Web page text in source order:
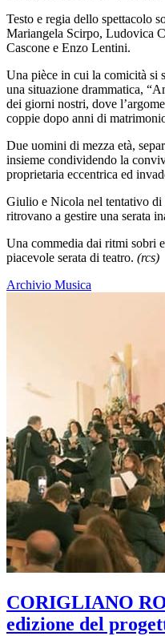
Testo e regia dello spettacolo
Mariangela Scirpo, Ludovica
Cascone e Enzo Lentini.
Una pièce in cui la comicità si
una situazione drammatica,
dei giorni nostri, dove
coppie dopo anni di
Due uomini di mezza età,
insieme condividendo la
proprietaria eccentrica ed
Giulio e Nicola nel tentativo di
ritrovano a gestire una serata
Una commedia dai ritmi sobri
piacevole serata di teatro. (rcs)
Archivio Musica
CORIGLIANO
edizione del